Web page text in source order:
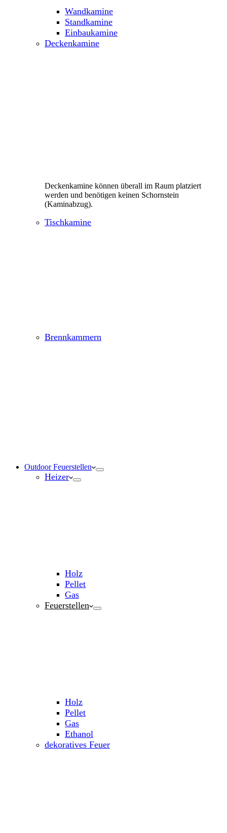
Wandkamine
Standkamine
Einbaukamine
Deckenkamine
Deckenkamine können überall im Raum platziert
werden und benötigen keinen Schornstein
(Kaminabzug).
Tischkamine
Brennkammern
Outdoor Feuerstellen
Heizer
Holz
Pellet
Gas
Feuerstellen
Holz
Pellet
Gas
Ethanol
dekoratives Feuer